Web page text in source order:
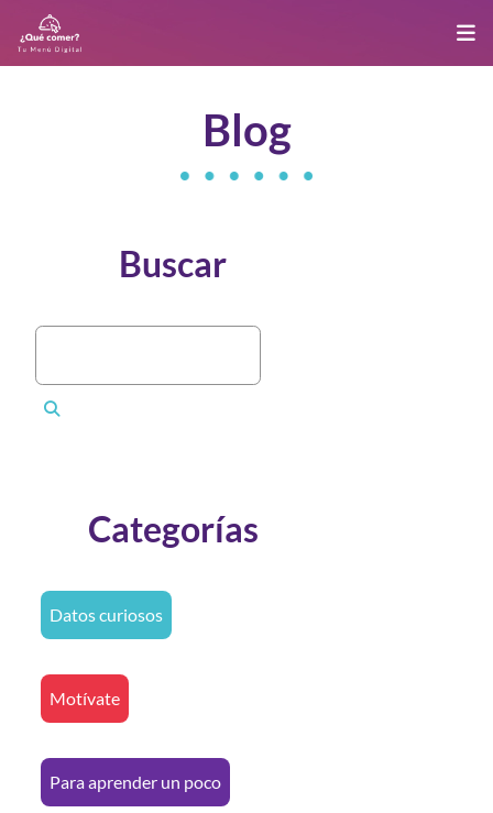
Blog
Buscar
Categorías
Datos curiosos
Motívate
Para aprender un poco